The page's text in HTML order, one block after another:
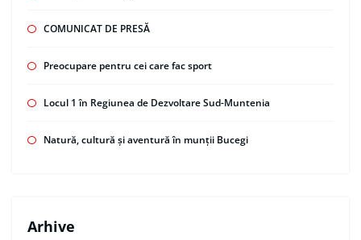
COMUNICAT DE PRESĂ
Preocupare pentru cei care fac sport
Locul 1 în Regiunea de Dezvoltare Sud-Muntenia
Natură, cultură și aventură în munții Bucegi
Arhive